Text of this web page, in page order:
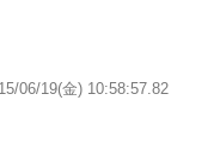
06/19(金) 10:58:57.82